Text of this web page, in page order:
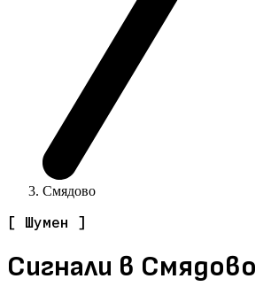
Смядово
[ Шумен ]
Сигнали в Смядово